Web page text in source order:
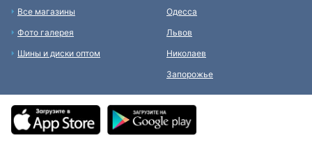
Все магазины
Фото галерея
Шины и диски оптом
Одесса
Львов
Николаев
Запорожье